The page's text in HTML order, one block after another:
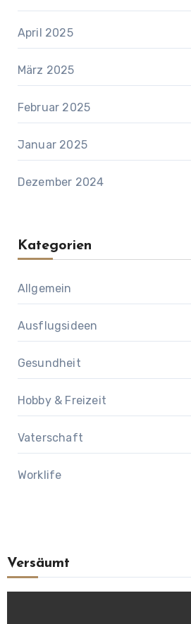
April 2025
März 2025
Februar 2025
Januar 2025
Dezember 2024
Kategorien
Allgemein
Ausflugsideen
Gesundheit
Hobby & Freizeit
Vaterschaft
Worklife
Versäumt